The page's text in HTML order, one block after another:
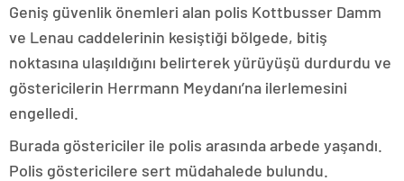
Geniş güvenlik önemleri alan polis Kottbusser Damm
ve Lenau caddelerinin kesiştiği bölgede, bitiş
noktasına ulaşıldığını belirterek yürüyüşü durdurdu ve
göstericilerin Herrmann Meydanı’na ilerlemesini
engelledi.
Burada göstericiler ile polis arasında arbede yaşandı.
Polis göstericilere sert müdahalede bulundu.